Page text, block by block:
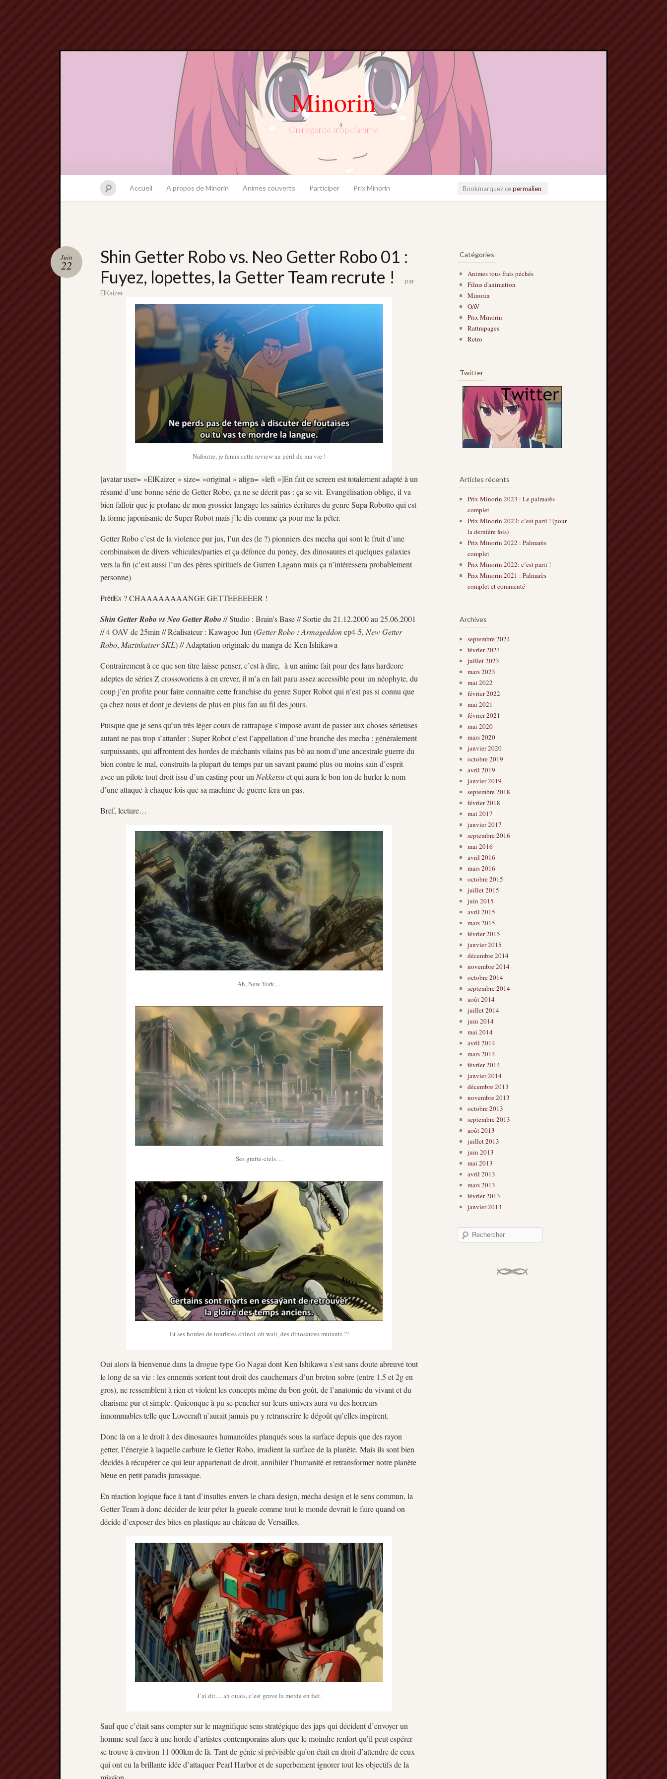
Minorin
On regarde trop d'anime
Accueil A propos de Minorin Animes couverts Participer Prix Minorin Bookmarquez cepermalien.
Shin Getter Robo vs. Neo Getter Robo 01 :
Fuyez, lopettes, la Getter Team recrute !
Juin
22
par
ElKaizer
Nafoutre, je ferais cette review au péril de ma vie !
[avatar user= »ElKaizer » size= »original » align= »left »]En fait ce screen est totalement adapté à un
résumé d’une bonne série de Getter Robo, ça ne se décrit pas : ça se vit. Evangélisation oblige, il va
bien falloir que je profane de mon grossier langage les saintes écritures du genre Supa Robotto qui est
la forme japonisante de Super Robot mais j’le dis comme ça pour me la péter.
Getter Robo c’est de la violence pur jus, l’un des (le ?) pionniers des mecha qui sont le fruit d’une
combinaison de divers véhicules/parties et ça défonce du poney, des dinosaures et quelques galaxies
vers la fin (c’est aussi l’un des pères spirituels de Gurren Lagann mais ça n’intéressera probablement
personne)
PrêtEs ? CHAAAAAAAANGE GETTEEEEEER !
Shin Getter Robo vs Neo Getter Robo // Studio : Brain’s Base // Sortie du 21.12.2000 au 25.06.2001
// 4 OAV de 25min // Réalisateur : Kawagoe Jun (Getter Robo : Armageddonep4-5, New Getter
Robo, Mazinkaiser SKL) // Adaptation originale du manga de Ken Ishikawa
Contrairement à ce que son titre laisse penser, c’est à dire, à un anime fait pour des fans hardcore
adeptes de séries Z crossovoriens à en crever, il m’a en fait paru assez accessible pour un néophyte, du
coup j’en profite pour faire connaitre cette franchise du genre Super Robot qui n’est pas si connu que
ça chez nous et dont je deviens de plus en plus fan au fil des jours.
Puisque que je sens qu’un très léger cours de rattrapage s’impose avant de passer aux choses sérieuses
autant ne pas trop s’attarder : Super Robot c’est l’appellation d’une branche des mecha : généralement
surpuissants, qui affrontent des hordes de méchants vilains pas bô au nom d’une ancestrale guerre du
bien contre le mal, construits la plupart du temps par un savant paumé plus ou moins sain d’esprit
avec un pilote tout droit issu d’un casting pour un Nekketsuet qui aura le bon ton de hurler le nom
d’une attaque à chaque fois que sa machine de guerre fera un pas.
Bref, lecture…
Ah, New York…
Ses gratte-ciels…
Et ses hordes de touristes chinoi-oh wait, des dinosaures mutants ?!
Oui alors là bienvenue dans la drogue type Go Nagai dont Ken Ishikawa s’est sans doute abreuvé tout
le long de sa vie : les ennemis sortent tout droit des cauchemars d’un breton sobre (entre 1.5 et 2g en
gros), ne ressemblent à rien et violent les concepts même du bon goût, de l’anatomie du vivant et du
charisme pur et simple. Quiconque à pu se pencher sur leurs univers aura vu des horreurs
innommables telle que Lovecraft n’aurait jamais pu y retranscrire le dégoût qu’elles inspirent.
Donc là on a le droit à des dinosaures humanoïdes planqués sous la surface depuis que des rayon
getter, l’énergie à laquelle carbure le Getter Robo, irradient la surface de la planète. Mais ils sont bien
décidés à récupérer ce qui leur appartenait de droit, annihiler l’humanité et retransformer notre planète
bleue en petit paradis jurassique.
En réaction logique face à tant d’insultes envers le chara design, mecha design et le sens commun, la
Getter Team à donc décider de leur péter la gueule comme tout le monde devrait le faire quand on
décide d’exposer des bites en plastique au château de Versailles.
J’ai dit… ah ouais, c’est grave la merde en fait.
Sauf que c’était sans compter sur le magnifique sens stratégique des japs qui décident d’envoyer un
homme seul face à une horde d’artistes contemporains alors que le moindre renfort qu’il peut espérer
se trouve à environ 11 000km de là. Tant de génie si prévisible qu’on était en droit d’attendre de ceux
qui ont eu la brillante idée d’attaquer Pearl Harbor et de superbement ignorer tout les objectifs de la
Catégories
Animes tous frais péchés
Films d'animation
Minorin
OAV
Prix Minorin
Rattrapages
Retro
Twitter
Articles récents
Prix Minorin 2023 : Le palmarès
complet
Prix Minorin 2023: c’est parti ! (pour
la dernière fois)
Prix Minorin 2022 : Palmarès
complet
Prix Minorin 2022: c’est parti !
Prix Minorin 2021 : Palmarès
complet et commenté
Archives
septembre 2024
février 2024
juillet 2023
mars 2023
mai 2022
février 2022
mai 2021
février 2021
mai 2020
mars 2020
janvier 2020
octobre 2019
avril 2019
janvier 2019
septembre 2018
février 2018
mai 2017
janvier 2017
septembre 2016
mai 2016
avril 2016
mars 2016
octobre 2015
juillet 2015
juin 2015
avril 2015
mars 2015
février 2015
janvier 2015
décembre 2014
novembre 2014
octobre 2014
septembre 2014
août 2014
juillet 2014
juin 2014
mai 2014
avril 2014
mars 2014
février 2014
janvier 2014
décembre 2013
novembre 2013
octobre 2013
septembre 2013
août 2013
juillet 2013
juin 2013
mai 2013
avril 2013
mars 2013
février 2013
janvier 2013